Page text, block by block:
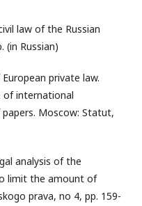
law of the Russian
(in Russian)
private law.
of international
Moscow: Statut,
analysis of the
limit the amount of
prava, no 4, pp. 159-